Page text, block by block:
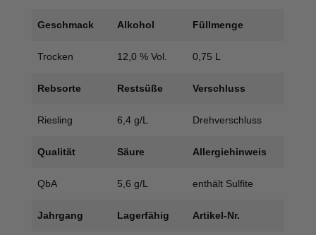
Geschmack Alkohol Füllmenge
Trocken 12,0 % Vol. 0,75 L
Rebsorte Restsüße Verschluss
Riesling 6,4 g/L Drehverschluss
Qualität Säure Allergiehinweis
QbA 5,6 g/L enthält Sulfite
Jahrgang Lagerfähig Artikel-Nr.